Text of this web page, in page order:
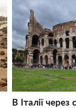
В Італії через